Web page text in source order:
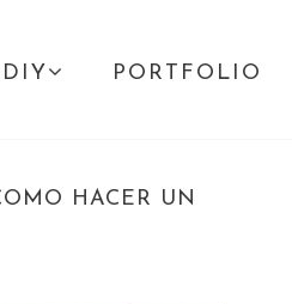
DIY PORTFOLIO
HACER UN